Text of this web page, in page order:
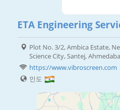
ETA Engineering
Plot No. 3/2, Ambica Estate,
Science City, Santej,
https://www.vibroscreen.com
인도